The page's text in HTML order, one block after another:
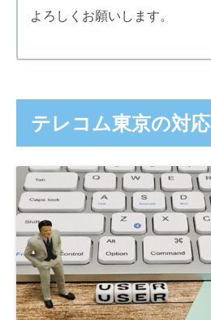
よろしくお願いします。
テレコム東京の対応